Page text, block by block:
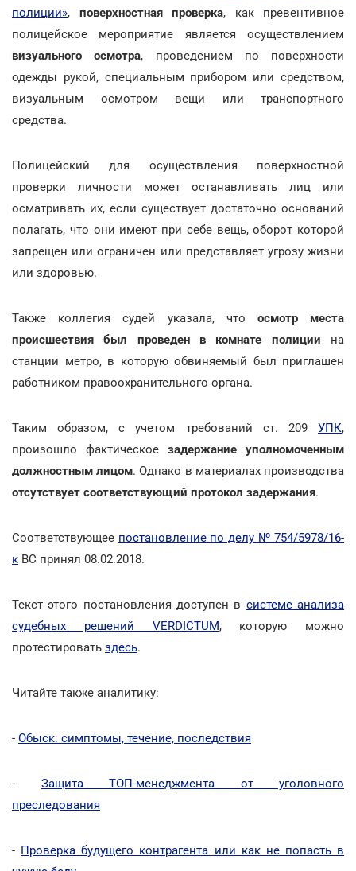
полиции», поверхностная проверка, как превентивное
полицейское мероприятие является осуществлением
визуального осмотра, проведением по поверхности
одежды рукой, специальным прибором или средством,
визуальным осмотром вещи или транспортного
средства.
Полицейский для осуществления поверхностной
проверки личности может останавливать лиц или
осматривать их, если существует достаточно оснований
полагать, что они имеют при себе вещь, оборот которой
запрещен или ограничен или представляет угрозу жизни
или здоровью.
Также коллегия судей указала, что осмотр места
происшествия был проведен в комнате полиции на
станции метро, в которую обвиняемый был приглашен
работником правоохранительного органа.
Таким образом, с учетом требований ст. 209 УПК,
произошло фактическое задержание уполномоченным
должностным лицом. Однако в материалах производства
отсутствует соответствующий протокол задержания.
Соответствующее постановление по делу № 754/5978/16-
к ВС принял 08.02.2018.
Текст этого постановления доступен в системе анализа
судебных решений VERDICTUM, которую можно
протестировать здесь.
Читайте также аналитику:
- Обыск: симптомы, течение, последствия
- Защита ТОП-менеджмента от уголовного
преследования
- Проверка будущего контрагента или как не попасть в